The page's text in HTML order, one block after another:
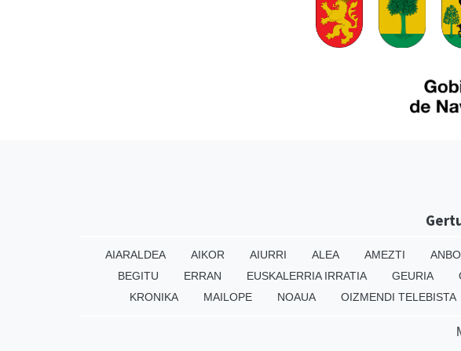
AIARALDEA AIKOR AIURRI ALEA AMEZTI
BEGITU
ERRAN EUSKALERRIA IRRATIA GEURIA
KRONIKA
MAILOPE NOAUA OIZMENDI TELEBISTA